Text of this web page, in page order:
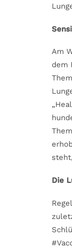
Am
dem
Die